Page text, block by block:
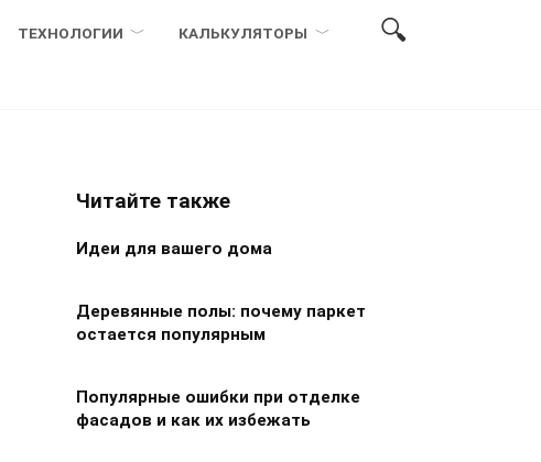
ТЕХНОЛОГИИ КАЛЬКУЛЯТОРЫ
Читайте также
Идеи для вашего дома
Деревянные полы: почему паркет
остается популярным
Популярные ошибки при отделке
фасадов и как их избежать